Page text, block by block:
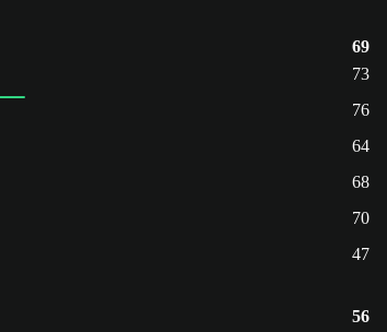
69
73
76
64
68
70
47
56